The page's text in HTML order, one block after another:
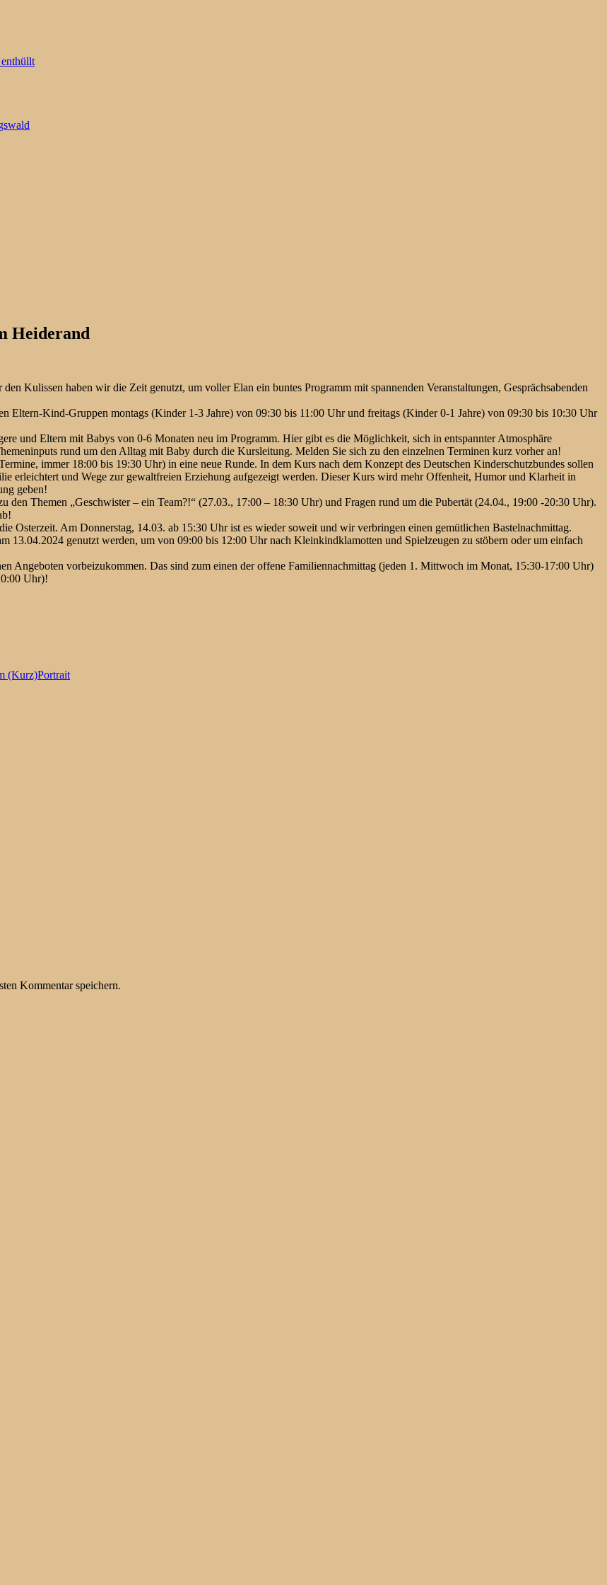
Heiderand
Kulissen haben wir die Zeit genutzt, um voller Elan ein buntes Programm mit spannenden Veranstaltungen, Gesprächsabenden
Eltern-Kind-Gruppen montags (Kinder 1-3 Jahre) von 09:30 bis 11:00 Uhr und freitags (Kinder 0-1 Jahre) von 09:30 bis 10:30 Uhr
und Eltern mit Babys von 0-6 Monaten neu im Programm. Hier gibt es die Möglichkeit, sich in entspannter Atmosphäre
rund um den Alltag mit Baby durch die Kursleitung. Melden Sie sich zu den einzelnen Terminen kurz vorher an!
immer 18:00 bis 19:30 Uhr) in eine neue Runde. In dem Kurs nach dem Konzept des Deutschen Kinderschutzbundes sollen
erleichtert und Wege zur gewaltfreien Erziehung aufgezeigt werden. Dieser Kurs wird mehr Offenheit, Humor und Klarheit in
geben!
den Themen „Geschwister – ein Team?!“ (27.03., 17:00 – 18:30 Uhr) und Fragen rund um die Pubertät (24.04., 19:00 -20:30 Uhr).
Osterzeit. Am Donnerstag, 14.03. ab 15:30 Uhr ist es wieder soweit und wir verbringen einen gemütlichen Bastelnachmittag.
13.04.2024 genutzt werden, um von 09:00 bis 12:00 Uhr nach Kleinkindklamotten und Spielzeugen zu stöbern oder um einfach
Angeboten vorbeizukommen. Das sind zum einen der offene Familiennachmittag (jeden 1. Mittwoch im Monat, 15:30-17:00 Uhr)
Uhr)!
(Kurz)Portrait
Kommentar speichern.